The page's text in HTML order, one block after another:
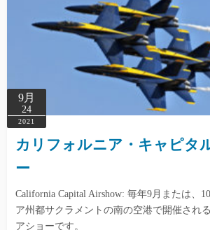
9月
24
2021
カリフォルニア・キャピタ
ー
California Capital Airshow: 毎年9月または、
ア州都サクラメントの南の空港で開催され
アショーです。